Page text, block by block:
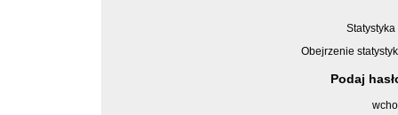
Obejrzenie
Podaj